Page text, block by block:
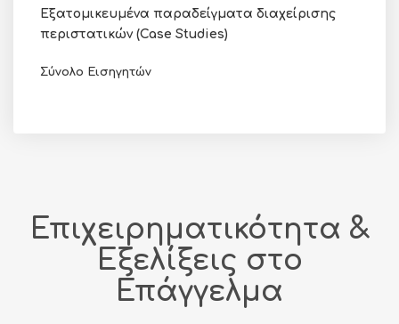
Εξατομικευμένα παραδείγματα διαχείρισης
περιστατικών (Case Studies)
Σύνολο Εισηγητών
Επιχειρηματικότητα &
Εξελίξεις στο
Επάγγελμα